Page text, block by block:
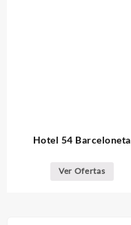
Hotel 54 Barceloneta
Ver Ofertas